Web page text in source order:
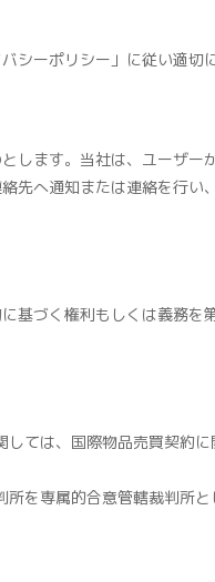
ーポリシー」に従い適切
します。当社は、ユーザー
先へ通知または連絡を行い
基づく権利もしくは義務を
ては、国際物品売買契約
を専属的合意管轄裁判所と